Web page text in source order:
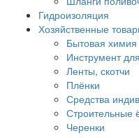
Гидроизоляция
Хозяйственные
Бытовая химия
Инструмент
Ленты, скотчи
Плёнки
Средства
Строительные
Черенки